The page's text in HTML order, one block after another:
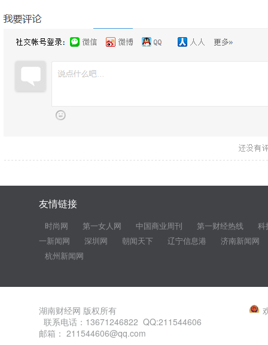
友情链接
时尚网 第一女人网 中国商业周刊 第一财经热线
科
一新闻网
深圳网 朝闻天下 辽宁信息港
济南新闻网
杭州新闻网
湖南财经网 版权所有
联系电话：13671246822 QQ:211544606
邮箱： 211544606@qq.com